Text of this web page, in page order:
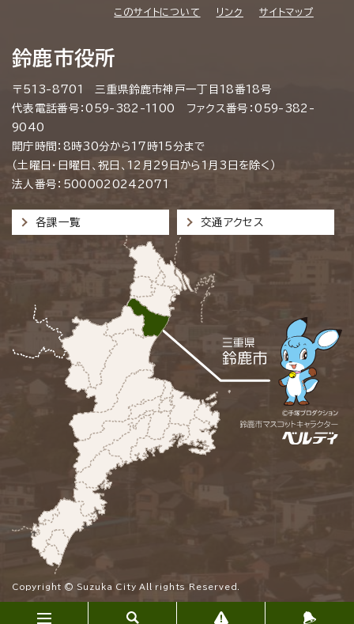
このサイトについて リンク サイトマップ
鈴鹿市役所
〒513-8701 三重県鈴鹿市神戸一丁目18番18号
代表電話番号：059-382-1100 ファクス番号：059-382-
9040
開庁時間：8時30分から17時15分まで
（土曜日・日曜日、祝日、12月29日から1月3日を除く）
法人番号：5000020242071
各課一覧 交通アクセス
Copyright © Suzuka City All rights Reserved.